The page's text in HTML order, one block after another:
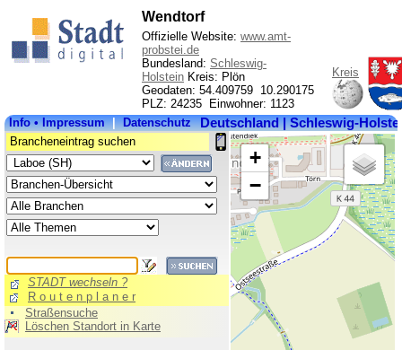
Wendtorf
Offizielle Website: www.amt-
probstei.de
Bundesland: Schleswig-
Holstein Kreis: Plön
Geodaten: 54.409759 10.290175
PLZ: 24235 Einwohner: 1123
Kreis